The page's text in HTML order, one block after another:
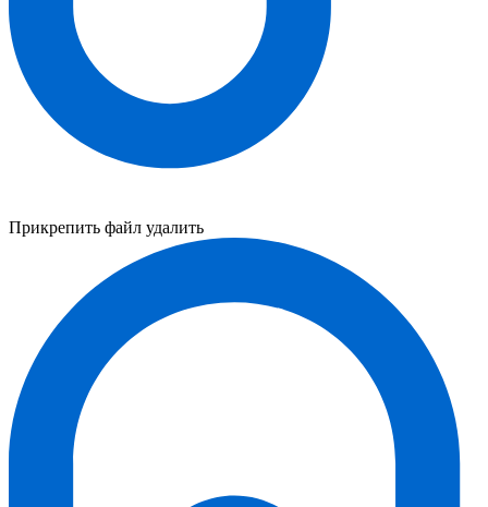
Прикрепить файл удалить